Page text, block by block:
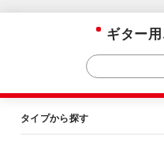
ギター
タイプから探す